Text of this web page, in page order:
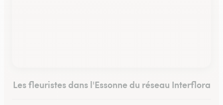
Les fleuristes dans l'Essonne du réseau Interflora